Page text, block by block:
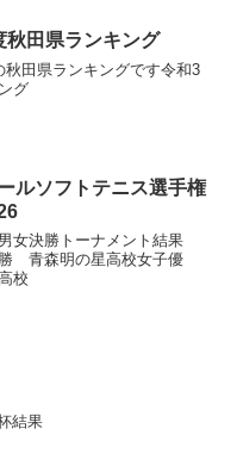
秋田県ランキング
秋田県ランキングです令和3
グ
ルソフトテニス選手権
女決勝トーナメント結果
青森明の星高校女子優
校
結果